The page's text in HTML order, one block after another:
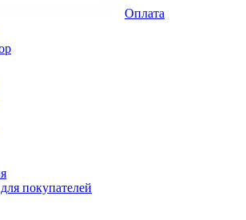
Оплата
покупателей